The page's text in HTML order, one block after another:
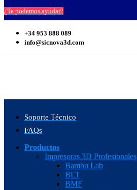
¿Te podemos ayudar?
+34 953 888 089
info@sicnova3d.com
Soporte Técnico
FAQs
Productos
Impresoras 3D Profesionales
Bambu Lab
BLT
BMF